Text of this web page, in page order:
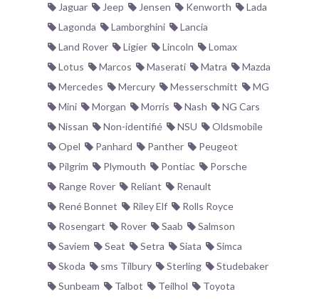
Jaguar
Jeep Jensen Kenworth
Lada
Lagonda
Lamborghini
Lancia
Land Rover
Ligier Lincoln
Lomax
Lotus
Marcos Maserati Matra
Mazda
Mercedes
Mercury Messerschmitt
MG
Mini
Morgan Morris Nash
NG Cars
Nissan
Non-identifié NSU
Oldsmobile
Opel
Panhard Panther
Peugeot
Pilgrim
Plymouth Pontiac
Porsche
Range Rover
Reliant
Renault
René Bonnet
Riley Elf
Rolls Royce
Rosengart
Rover Saab
Salmson
Saviem
Seat Setra Siata
Simca
Skoda
sms Tilbury Sterling
Studebaker
Sunbeam
Talbot Teilhol
Toyota